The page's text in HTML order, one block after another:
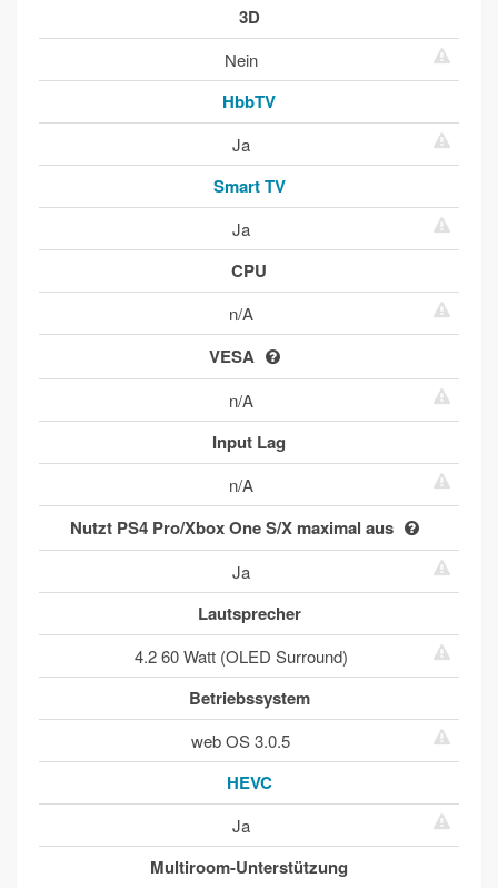
3D
Nein
HbbTV
Ja
Smart TV
Ja
CPU
n/A
VESA
n/A
Input Lag
n/A
Nutzt PS4 Pro/Xbox One S/X maximal aus
Ja
Lautsprecher
4.2 60 Watt (OLED Surround)
Betriebssystem
web OS 3.0.5
HEVC
Ja
Multiroom-Unterstützung